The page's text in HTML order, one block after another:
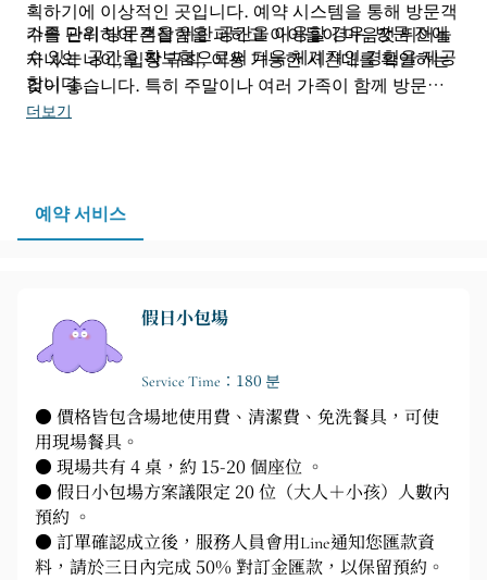
획하기에 이상적인 곳입니다. 예약 시스템을 통해 방문객
수를 관리하여 혼잡함을 피하고 아이들이 마음껏 뛰어놀
수 있는 공간을 확보함으로써 더욱 체계적인 경험을 제공
합니다.
가족 단위 방문객을 위한 공간을 이용할 경우, 방문 전에
자녀의 나이, 입장 규칙, 이용 가능한 시간대를 확인하는
것이 좋습니다. 특히 주말이나 여러 가족이 함께 방문하
는 경우에는 사전 예약을 권장합니다. 또한, 부모는 자녀
더보기
예약 서비스
假日小包場
Service Time：180 분
● 價格皆包含場地使用費、清潔費、免洗餐具，可使
用現場餐具。
● 現場共有 4 桌，約 15-20 個座位 。
● 假日小包場方案議限定 20 位（大人＋小孩）人數內
預約 。
● 訂單確認成立後，服務人員會用Line通知您匯款資
料，請於三日內完成 50% 對訂金匯款，以保留預約。